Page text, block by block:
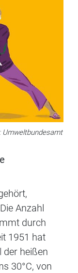
Umweltbundesamt
Anzahl
durch
1951 hat
der heißen
30°C, von